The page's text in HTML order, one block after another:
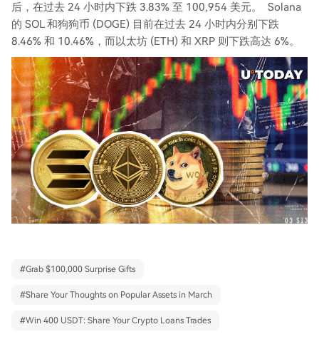
后，在过去 24 小时内下跌 3.83% 至 100,954 美元。 Solana
的 SOL 和狗狗币 (DOGE) 目前在过去 24 小时内分别下跌
8.46% 和 10.46%，而以太坊 (ETH) 和 XRP 则下跌高达 6%。
#Grab $100,000 Surprise Gifts
#Share Your Thoughts on Popular Assets in March
#Win 400 USDT: Share Your Crypto Loans Trades